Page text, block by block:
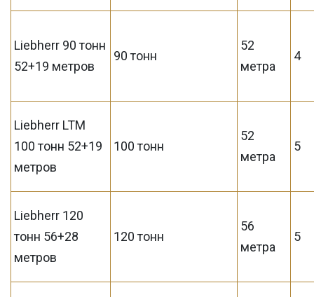
Liebherr 90 тонн
52+19 метров
90 тонн
52
метра
4
Liebherr LTM
100 тонн 52+19
метров
100 тонн
52
метра
5
Liebherr 120
тонн 56+28
метров
120 тонн
56
метра
5